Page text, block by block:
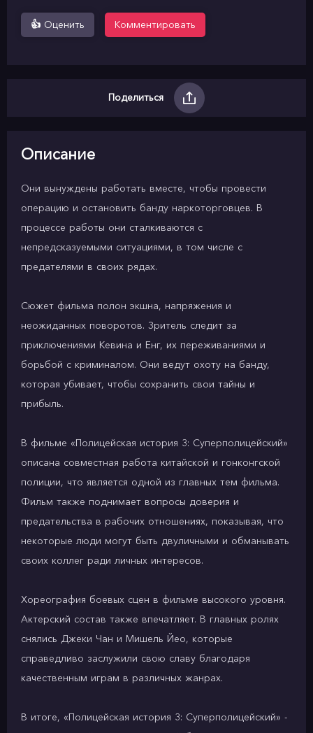
👍 Оценить Комментировать
Поделиться
Описание
Они вынуждены работать вместе, чтобы провести
операцию и остановить банду наркоторговцев. В
процессе работы они сталкиваются с
непредсказуемыми ситуациями, в том числе с
предателями в своих рядах.
Сюжет фильма полон экшна, напряжения и
неожиданных поворотов. Зритель следит за
приключениями Кевина и Енг, их переживаниями и
борьбой с криминалом. Они ведут охоту на банду,
которая убивает, чтобы сохранить свои тайны и
прибыль.
В фильме «Полицейская история 3: Суперполицейский»
описана совместная работа китайской и гонконгской
полиции, что является одной из главных тем фильма.
Фильм также поднимает вопросы доверия и
предательства в рабочих отношениях, показывая, что
некоторые люди могут быть двуличными и обманывать
своих коллег ради личных интересов.
Хореография боевых сцен в фильме высокого уровня.
Актерский состав также впечатляет. В главных ролях
снялись Джеки Чан и Мишель Йео, которые
справедливо заслужили свою славу благодаря
качественным играм в различных жанрах.
В итоге, «Полицейская история 3: Суперполицейский» -